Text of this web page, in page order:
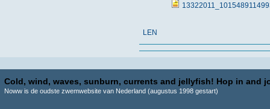
LEN
Cold, wind, waves, sunburn, currents and jellyfish! Hop in and
Noww is de oudste zwemwebsite van Nederland (augustus 1998 gestart)